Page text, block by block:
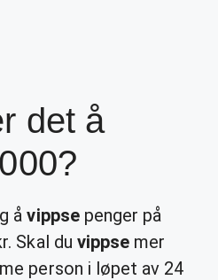
det å
åvippsepenger på
Skal du vippsemer
person i løpet av 24